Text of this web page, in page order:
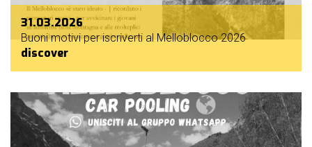
31.03.2026
Buoni motivi per iscriverti al Melloblocco 2026
discover